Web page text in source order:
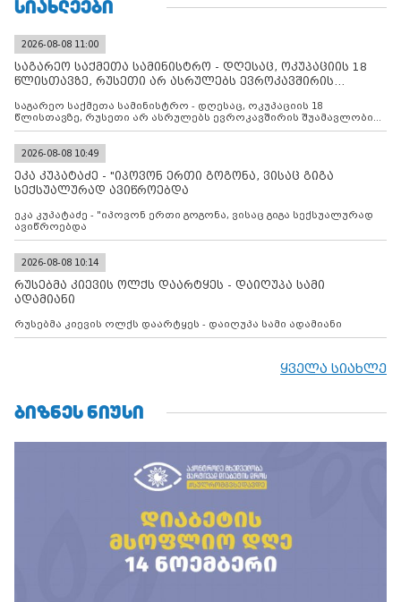
ᲡᲘᲐᲮᲚᲔᲔᲑᲘ
2026-08-08 11:00
საგარეო საქმეთა სამინისტრო - დღესაც, ოკუპაციის 18
წლისთავზე, რუსეთი არ ასრულებს ევროკავშირის
საგარეო საქმეთა სამინისტრო - დღესაც, ოკუპაციის 18
წლისთავზე, რუსეთი არ ასრულებს ევროკავშირის შუამავლობით
დადებულ 2008 წლის 12 აგვისტოს ცეცხლის შეწყვეტის
კონტროლს ოკუპირებულ რეგიონებში, აგრძელებს მათი
მილიტარიზაციის პროცესს და აქტიურად დგამს ნაბიჯებს მათი
ფაქტობრივი ანექსიისკენ
2026-08-08 10:49
ეკა კუპატაძე - "იპოვონ ერთი გოგონა, ვისაც გიგა
სექსუალურად ავიწროებდა
ეკა კუპატაძე - "იპოვონ ერთი გოგონა, ვისაც გიგა სექსუალურად
ავიწროებდა
2026-08-08 10:14
რუსებმა კიევის ოლქს დაარტყეს - დაიღუპა სამი
ადამიანი
რუსებმა კიევის ოლქს დაარტყეს - დაიღუპა სამი ადამიანი
ყველა სიახლე
ᲑᲘᲖᲜᲔᲡ ᲜᲘᲣᲡᲘ